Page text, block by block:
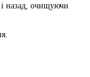
і назад, очищуючи